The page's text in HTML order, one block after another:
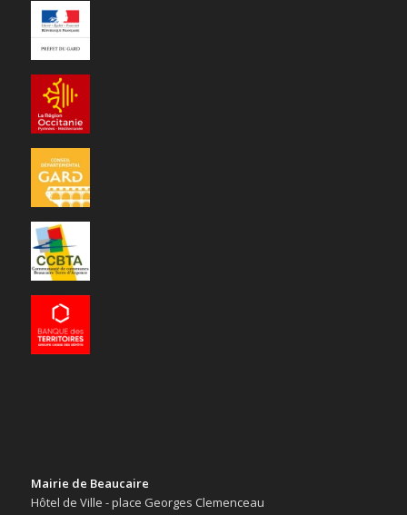
Mairie de Beaucaire
Hôtel de Ville - place Georges Clemenceau